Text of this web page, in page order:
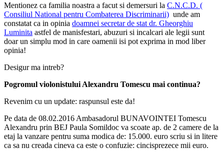
Mentionez ca familia noastra a facut si demersuri la C.N.C.D. (
Consiliul National pentru Combaterea Discriminarii) unde am
constatat ca in opinia doamnei secretar de stat dr. Gheorghiu
Luminita astfel de manisfestari, abuzuri si incalcari ale legii sunt
doar un simplu mod in care oamenii isi pot exprima in mod liber
opinia!
Desigur ma intreb?
Pogromul violonistului Alexandru Tomescu mai continua?
Revenim cu un update: raspunsul este da!
Pe data de 08.02.2016 Ambasadorul BUNAVOINTEI Tomescu
Alexandru prin BEJ Paula Somildoc va scoate ap. de 2 camere de la
etaj la vanzare pentru suma modica de: 15.000. euro scriu si in litere
ca sa nu creada cineva ca este o confuzie: cincisprezece mii euro.